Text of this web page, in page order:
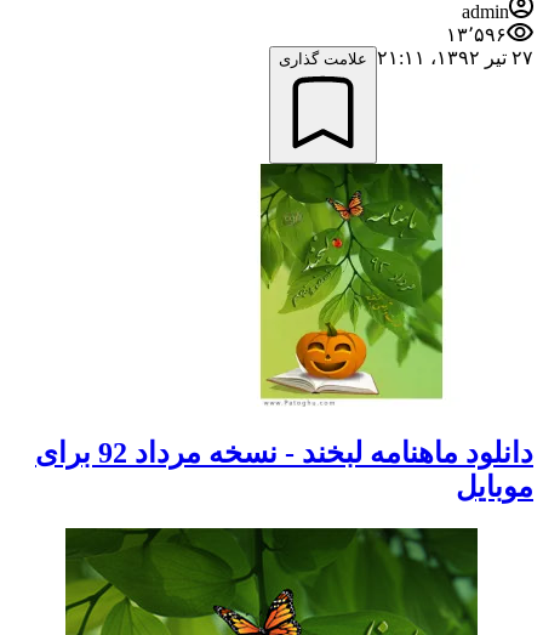
admin
۱۳٬۵۹۶
۲۷ تیر ۱۳۹۲،‏ ۲۱:۱۱
علامت گذاری
دانلود ماهنامه لبخند - نسخه مرداد 92 برای
موبایل